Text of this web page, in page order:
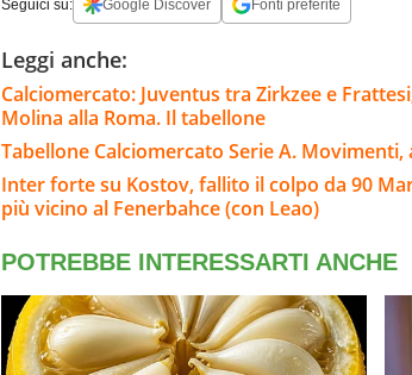
Seguici su: Google Discover Fonti preferite
Leggi anche:
Calciomercato: Juventus tra Zirkzee e
Molina alla Roma. Il tabellone
Tabellone Calciomercato Serie A.
Inter forte su Kostov, fallito il colpo da 90
più vicino al Fenerbahce (con Leao)